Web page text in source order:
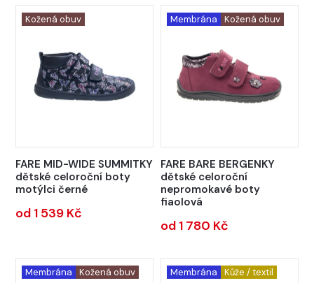
Kožená obuv
FARE MID-WIDE SUMMITKY
dětské celoroční boty
motýlci černé
od 1 539 Kč
Membrána Kožená obuv
FARE BARE BERGENKY
dětské celoroční
nepromokavé boty
fiaolová
od 1 780 Kč
Membrána Kožená obuv Membrána Kůže / textil